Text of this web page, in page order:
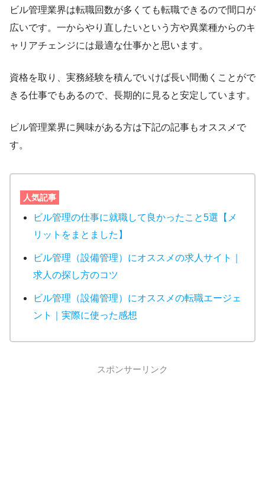
ビル管理業界は転職回数が多くても転職できるので間口が
広いです。一からやり直したいという方や異業種からのキ
ャリアチェンジには最適な仕事かと思います。
資格を取り、実務経験を積んでいけば長い間働くことがで
きる仕事でもあるので、長期的に見ると安定しています。
ビル管理業界に興味がある方は下記の記事もオススメで
す。
人気記事
ビル管理の仕事に就職して良かったこと5選【メ
リットをまとました】
ビル管理（設備管理）にオススメの求人サイト｜
求人の探し方のコツ
ビル管理（設備管理）にオススメの転職エージェ
ント｜実際に使った感想
スポンサーリンク